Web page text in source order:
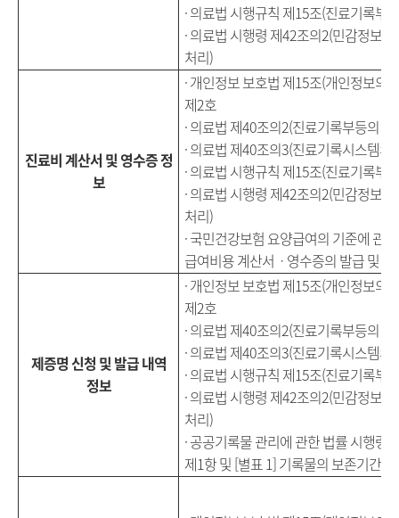
· 의료법 시행규칙 제15조(진료기록부
· 의료법 시행령 제42조의2(민감정보
처리)
진료비 계산서 및 영수증 정
보
· 개인정보 보호법 제15조(개인정보의
제2호
· 의료법 제40조의2(진료기록부등의 이
· 의료법 제40조의3(진료기록시스템의
· 의료법 시행규칙 제15조(진료기록부
· 의료법 시행령 제42조의2(민감정보
처리)
· 국민건강보험 요양급여의 기준에 관
급여비용 계산서ㆍ영수증의 발급 및 보
제증명 신청 및 발급 내역
정보
· 개인정보 보호법 제15조(개인정보의
제2호
· 의료법 제40조의2(진료기록부등의 이
· 의료법 제40조의3(진료기록시스템의
· 의료법 시행규칙 제15조(진료기록부
· 의료법 시행령 제42조의2(민감정보
처리)
· 공공기록물 관리에 관한 법률 시행령
제1항 및 [별표 1] 기록물의 보존기간별